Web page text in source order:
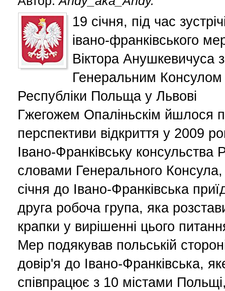
19 січня, під час
івано-франківського
Віктора Анушкевичуса з
Генеральним Консулом
Республіки Польща у Львові
Гжегожем Опаліньскім йшлося
перспективи відкриття у 2009
Івано-Франківську консульства
словами Генерального
січня до Івано-Франківська
друга робоча група, яка
крапки у вирішенні цього
Мер подякував польській
довір'я до Івано-Франківська,
співпрацює з 10 містами